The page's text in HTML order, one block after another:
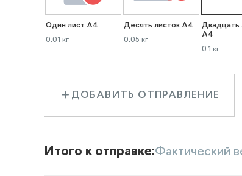
Один лист А4
0.01 кг
Десять листов А4
0.05 кг
Двадцать
А4
0.1 кг
ДОБАВИТЬ ОТПРАВЛЕНИЕ
Итого к отправке:Фактический